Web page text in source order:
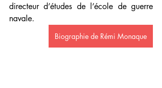
directeur d’études de l’école de guerre
navale.
Biographie de Rémi Monaque